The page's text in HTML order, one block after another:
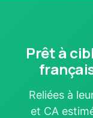
Prêt à
Reliées à
et CA